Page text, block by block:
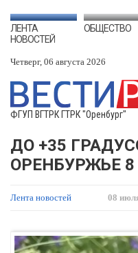
ЛЕНТА
НОВОСТЕЙ
ОБЩЕСТВО
Четверг, 06 августа 2026
ФГУП ВГТРК ГТРК "Оренбург"
ДО +35
ОРЕНБУРЖЬЕ
Лента новостей 08